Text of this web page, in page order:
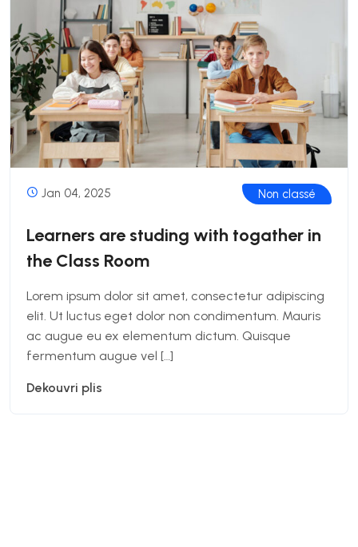
Jan 04, 2025 Non classé
Learners are studing with togather in
the Class Room
Lorem ipsum dolor sit amet, consectetur adipiscing
elit. Ut luctus eget dolor non condimentum. Mauris
ac augue eu ex elementum dictum. Quisque
fermentum augue vel […]
Dekouvri plis